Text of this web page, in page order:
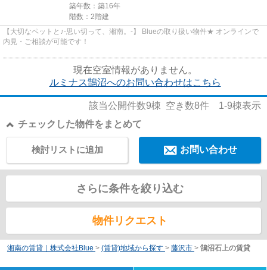
築年数：築16年
階数：2階建
【大切なペットと♪-思い切って、湘南。-】 Blueの取り扱い物件★ オンラインで
内見・ご相談が可能です！
現在空室情報がありません。
ルミナス鵠沼へのお問い合わせはこちら
該当公開件数9棟 空き数8件 1-9棟表示
チェックした物件をまとめて
お問い合わせ
検討リストに追加
さらに条件を絞り込む
物件リクエスト
湘南の賃貸｜株式会社Blue > (賃貸)地域から探す > 藤沢市 > 鵠沼石上の賃貸